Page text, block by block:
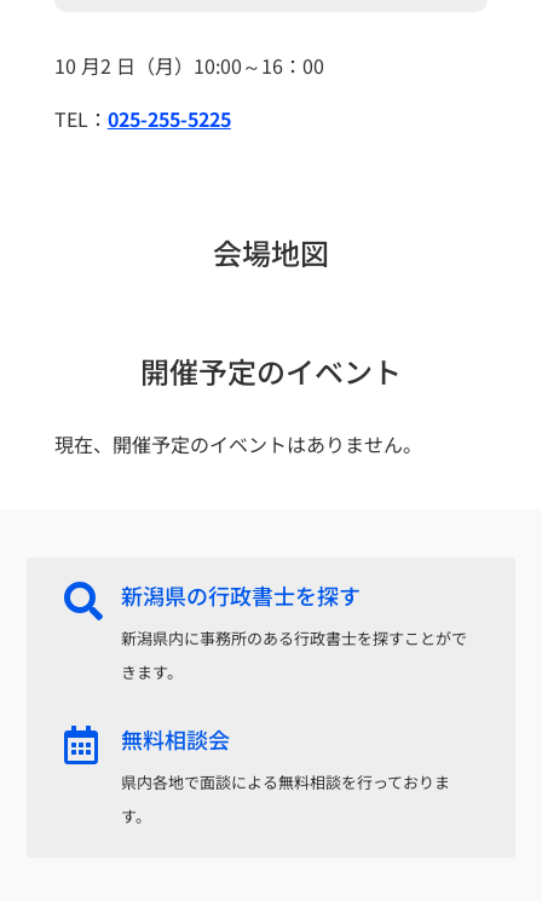
10 月2 日（月）10:00～16：00
TEL： 025-255-5225
会場地図
開催予定のイベント
現在、開催予定のイベントはありません。
 新潟県の行政書士を探す
新潟県内に事務所のある行政書士を探すことがで
きます。
 無料相談会
県内各地で面談による無料相談を行っておりま
す。